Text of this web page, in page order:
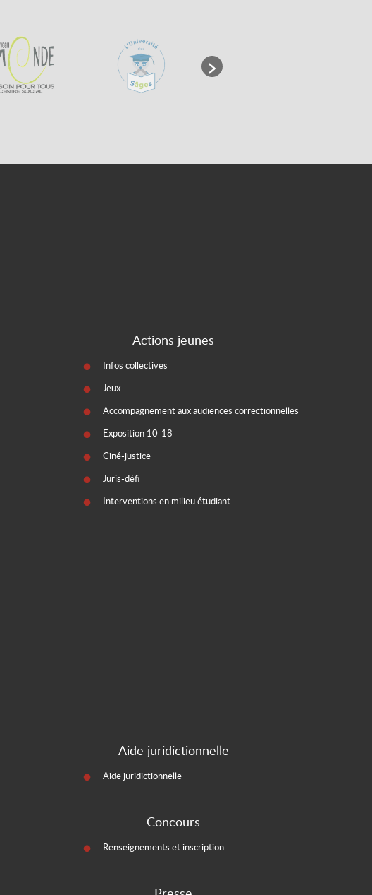
Actions jeunes
Infos collectives
Jeux
Accompagnement aux audiences correctionnelles
Exposition 10-18
Ciné-justice
Juris-défi
Interventions en milieu étudiant
Aide juridictionnelle
Aide juridictionnelle
Concours
Renseignements et inscription